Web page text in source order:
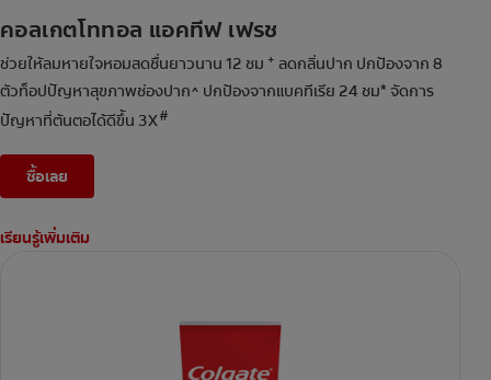
คอลเกตโททอล แอคทีฟ เฟรช
ช่วยให้ลมหายใจหอมสดชื่นยาวนาน 12 ชม + ลดกลิ่นปาก ปกป้องจาก 8
ตัวท็อปปัญหาสุขภาพช่องปาก^ ปกป้องจากแบคทีเรีย 24 ชม* จัดการ
ปัญหาที่ต้นตอได้ดีขึ้น 3X#
ซื้อเลย
เรียนรู้เพิ่มเติม